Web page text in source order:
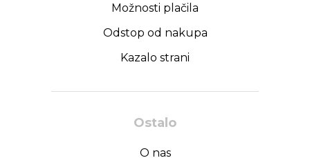
Možnosti plačila
Odstop od nakupa
Kazalo strani
Ostalo
O nas